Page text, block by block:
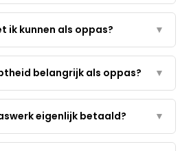
ik kunnen als oppas? ▼
belangrijk als oppas? ▼
eigenlijk betaald? ▼